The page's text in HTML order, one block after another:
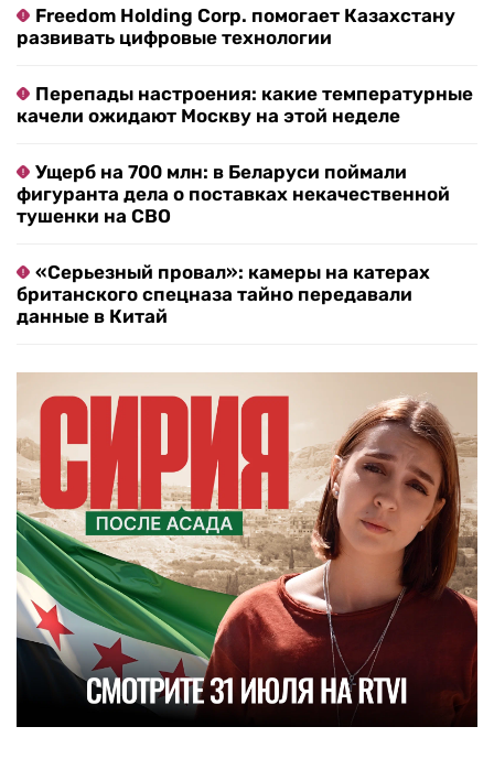
Freedom Holding Corp. помогает Казахстану
развивать цифровые технологии
Перепады настроения: какие температурные
качели ожидают Москву на этой неделе
Ущерб на 700 млн: в Беларуси поймали
фигуранта дела о поставках некачественной
тушенки на СВО
«Серьезный провал»: камеры на катерах
британского спецназа тайно передавали
данные в Китай